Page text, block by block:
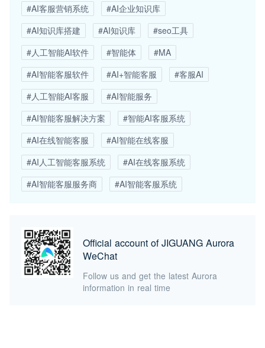
#AI客服营销系统
#AI企业知识库
#AI知识库搭建
#AI知识库
#seo工具
#人工智能AI软件
#智能体
#MA
#AI智能客服软件
#AI+智能客服
#客服AI
#人工智能AI客服
#AI智能服务
#AI智能客服解决方案
#智能AI客服系统
#AI在线智能客服
#AI智能在线客服
#AI人工智能客服系统
#AI在线客服系统
#AI智能客服服务商
#AI智能客服系统
Official account of JIGUANG Aurora
WeChat
Follow us and get the latest Aurora
information in real time